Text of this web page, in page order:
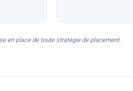
en place de toute stratégie de placement.